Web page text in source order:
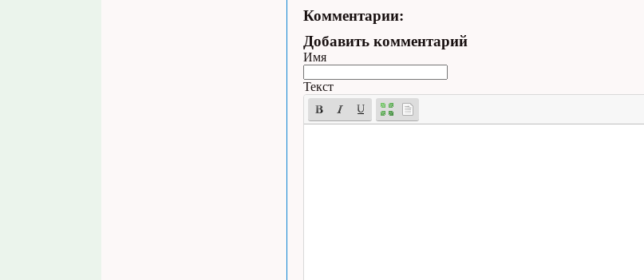
Комментарии:
Добавить комментарий
Имя
Текст